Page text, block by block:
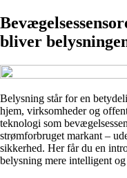
bliver
Belysning står for en
hjem, virksomheder og
teknologi som
strømforbruget markant –
sikkerhed. Her får du en
belysning mere intelligent